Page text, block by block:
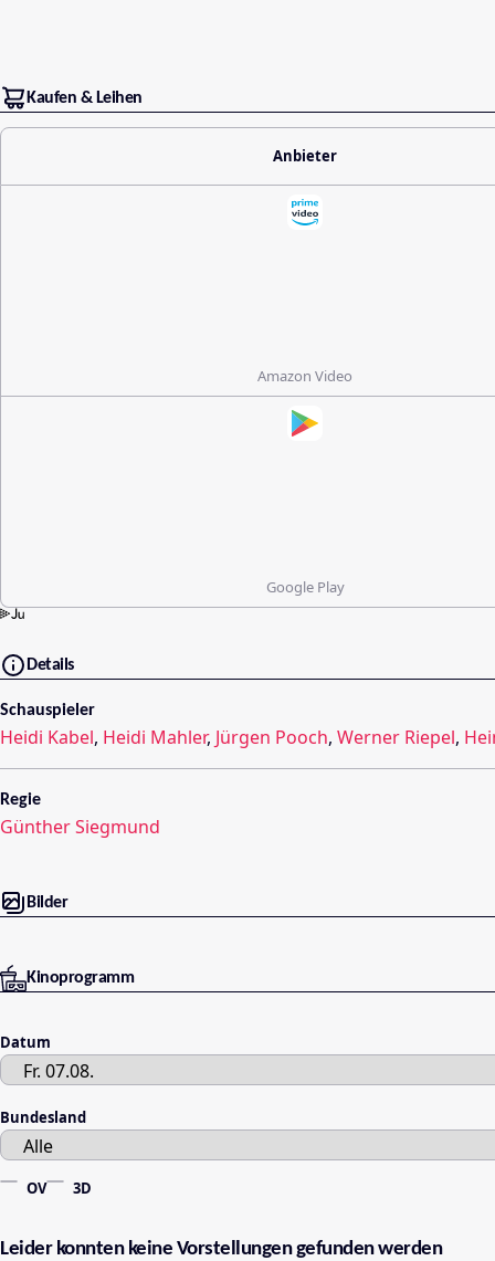
Kaufen & Leihen
Anbieter
Amazon Video
Google Play
Details
Schauspieler
Heidi Kabel, Heidi Mahler, Jürgen Pooch, Werner Riepel,
Regie
Günther Siegmund
Bilder
Kinoprogramm
Datum
Bundesland
OV 3D
Leider konnten keine Vorstellungen gefunden werden